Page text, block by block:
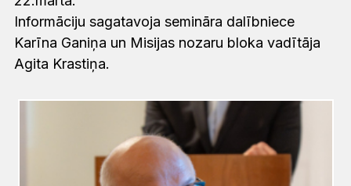
Informāciju sagatavoja semināra dalībniece
Karīna Ganiņa un Misijas nozaru bloka vadītāja
Agita Krastiņa.